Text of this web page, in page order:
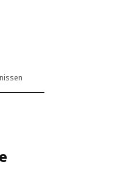
2 Stühle, für draußen